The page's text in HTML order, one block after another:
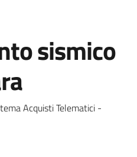
sismico
Acquisti Telematici -